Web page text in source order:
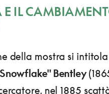
E IL
della mostra si intitola
Bentley
nel 1885